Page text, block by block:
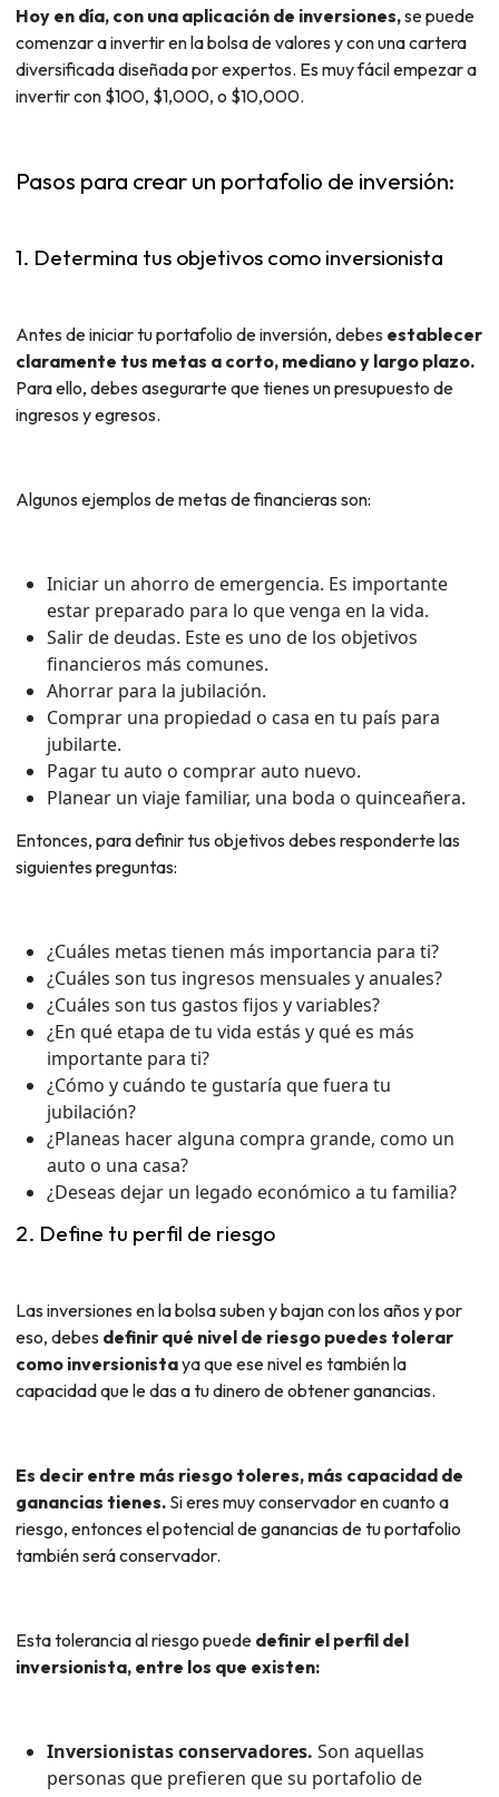
Hoy en día, con una aplicación de inversiones,se puede
comenzar a invertir en la bolsa de valores y con una cartera
diversificada diseñada por expertos. Es muy fácil empezar a
invertir con $100, $1,000, o $10,000.
Pasos para crear un portafolio de inversión:
1. Determina tus objetivos como inversionista
Antes de iniciar tu portafolio de inversión, debes establecer
claramente tus metas a corto, mediano y largo plazo.
Para ello, debes asegurarte que tienes un presupuesto de
ingresos y egresos.
Algunos ejemplos de metas de financieras son:
Iniciar un ahorro de emergencia. Es importante
estar preparado para lo que venga en la vida.
Salir de deudas. Este es uno de los objetivos
financieros más comunes.
Ahorrar para la jubilación.
Comprar una propiedad o casa en tu país para
jubilarte.
Pagar tu auto o comprar auto nuevo.
Planear un viaje familiar, una boda o quinceañera.
Entonces, para definir tus objetivos debes responderte las
siguientes preguntas:
¿Cuáles metas tienen más importancia para ti?
¿Cuáles son tus ingresos mensuales y anuales?
¿Cuáles son tus gastos fijos y variables?
¿En qué etapa de tu vida estás y qué es más
importante para ti?
¿Cómo y cuándo te gustaría que fuera tu
jubilación?
¿Planeas hacer alguna compra grande, como un
auto o una casa?
¿Deseas dejar un legado económico a tu familia?
2. Define tu perfil de riesgo
Las inversiones en la bolsa suben y bajan con los años y por
eso, debes definir qué nivel de riesgo puedes tolerar
como inversionistaya que ese nivel es también la
capacidad que le das a tu dinero de obtener ganancias.
Es decir entre más riesgo toleres, más capacidad de
ganancias tienes. Si eres muy conservador en cuanto a
riesgo, entonces el potencial de ganancias de tu portafolio
también será conservador.
Esta tolerancia al riesgo puede definir el perfil del
inversionista, entre los que existen:
Inversionistas conservadores. Son aquellas
personas que prefieren que su portafolio de